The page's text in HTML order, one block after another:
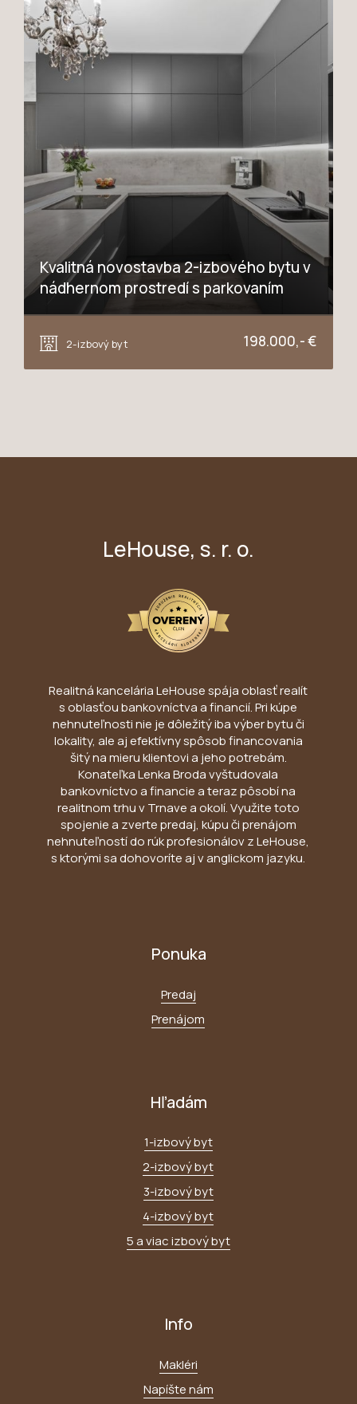
Kvalitná novostavba 2-izbového bytu v
nádhernom prostredí s parkovaním
2-izbový byt
198.000,- €
LeHouse, s. r. o.
Realitná kancelária LeHouse spája oblasť realít
s oblasťou bankovníctva a financií. Pri kúpe
nehnuteľnosti nie je dôležitý iba výber bytu či
lokality, ale aj efektívny spôsob financovania
šitý na mieru klientovi a jeho potrebám.
Konateľka Lenka Broda vyštudovala
bankovníctvo a financie a teraz pôsobí na
realitnom trhu v Trnave a okolí. Využite toto
spojenie a zverte predaj, kúpu či prenájom
nehnuteľností do rúk profesionálov z LeHouse,
s ktorými sa dohovoríte aj v anglickom jazyku.
Ponuka
Predaj
Prenájom
Hľadám
1-izbový byt
2-izbový byt
3-izbový byt
4-izbový byt
5 a viac izbový byt
Info
Makléri
Napíšte nám